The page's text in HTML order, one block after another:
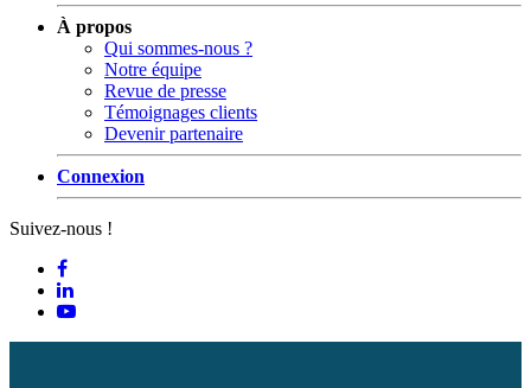
À propos
Qui sommes-nous ?
Notre équipe
Revue de presse
Témoignages clients
Devenir partenaire
Connexion
Suivez-nous !